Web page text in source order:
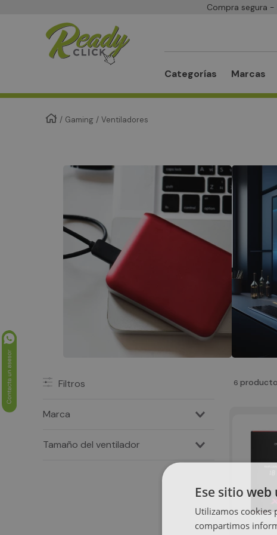
Compra segura
Categorías Marcas
Gaming Ventiladores
Filtros
Marca
Tamaño del ventilador
6
Ese sitio
Utilizamos cookies
compartimos